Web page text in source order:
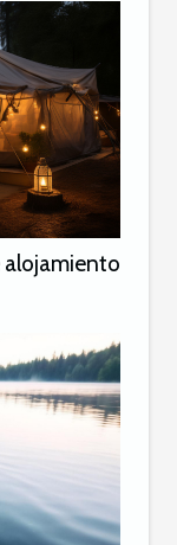
alojamiento